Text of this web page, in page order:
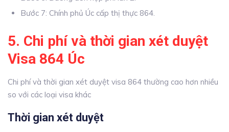
Bước 7: Chính phủ Úc cấp thị thực 864.
5. Chi phí và thời gian xét duyệt
Visa 864 Úc
Chi phí và thời gian xét duyệt visa 864 thường cao hơn nhiều
so với các loại visa khác
Thời gian xét duyệt